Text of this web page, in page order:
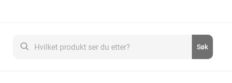
Søk